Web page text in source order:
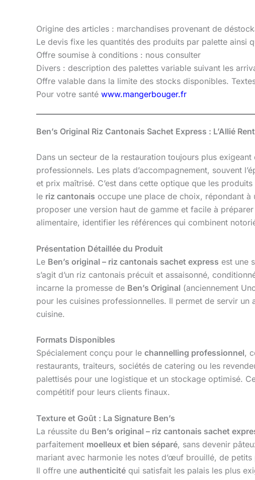
Origine des articles : marchandises provenant de
Le devis fixe les quantités des produits par palette ainsi
Offre soumise à conditions : nous consulter
Divers : description des palettes variable suivant les
Offre valable dans la limite des stocks disponibles.
Pour votre santé www.mangerbouger.fr
Ben’s Original Riz Cantonais Sachet Express : L’Allié
Dans un secteur de la restauration toujours plus
professionnels. Les plats d’accompagnement, souvent
et prix maîtrisé. C’est dans cette optique que les
le riz cantonais occupe une place de choix, répondant à
proposer une version haut de gamme et facile à
alimentaire, identifier les références qui combinent
Présentation Détaillée du Produit
Le Ben’s original – riz cantonais sachet express est une
s’agit d’un riz cantonais précuit et assaisonné,
incarne la promesse de Ben’s Original (anciennement
pour les cuisines professionnelles. Il permet de servir
cuisine.
Formats Disponibles
Spécialement conçu pour le channelling professionnel,
restaurants, traiteurs, sociétés de catering ou les
palettisés pour une logistique et un stockage optimisé.
compétitif pour leurs clients finaux.
Texture et Goût : La Signature Ben’s
La réussite du Ben’s original – riz cantonais sachet
parfaitement moelleux et bien séparé, sans devenir
mariant avec harmonie les notes d’œuf brouillé, de
Il offre une authenticité qui satisfait les palais les plus